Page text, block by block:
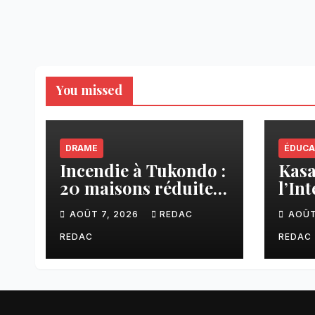
You missed
DRAME
Incendie à Tukondo :
20 maisons réduites
en cendres, plusieurs
familles sans abri
AOÛT 7, 2026 REDAC
REDAC
une
aux
REDAC